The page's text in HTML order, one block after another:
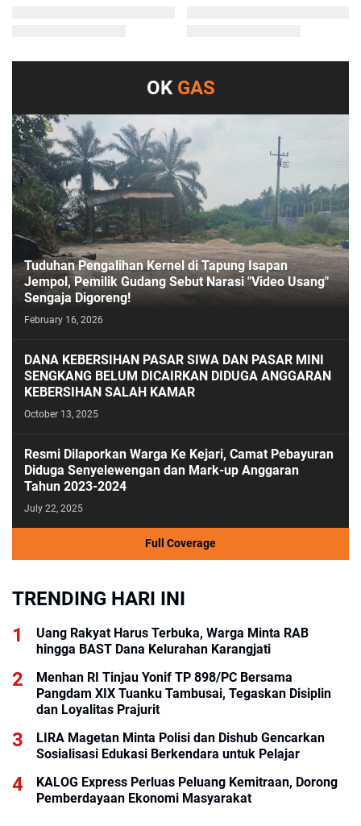
OK GAS
Tuduhan Pengalihan Kernel di Tapung Isapan
Jempol, Pemilik Gudang Sebut Narasi "Video Usang"
Sengaja Digoreng!
February 16, 2026
DANA KEBERSIHAN PASAR SIWA DAN PASAR MINI
SENGKANG BELUM DICAIRKAN DIDUGA ANGGARAN
KEBERSIHAN SALAH KAMAR
October 13, 2025
Resmi Dilaporkan Warga Ke Kejari, Camat Pebayuran
Diduga Senyelewengan dan Mark-up Anggaran
Tahun 2023-2024
July 22, 2025
Full Coverage
TRENDING HARI INI
Uang Rakyat Harus Terbuka, Warga Minta RAB
hingga BAST Dana Kelurahan Karangjati
Menhan RI Tinjau Yonif TP 898/PC Bersama
Pangdam XIX Tuanku Tambusai, Tegaskan Disiplin
dan Loyalitas Prajurit
LIRA Magetan Minta Polisi dan Dishub Gencarkan
Sosialisasi Edukasi Berkendara untuk Pelajar
KALOG Express Perluas Peluang Kemitraan, Dorong
Pemberdayaan Ekonomi Masyarakat